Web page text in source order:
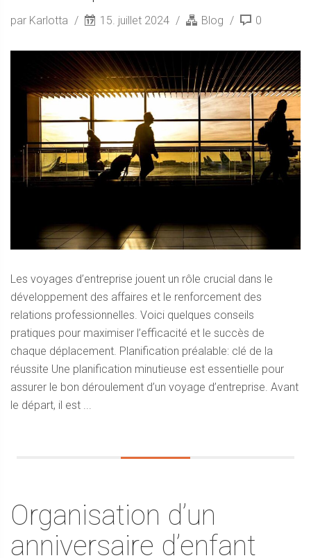
par Karlotta 15. juillet 2024 Blog 0
Les voyages d’entreprise jouent un rôle crucial dans le
développement des affaires et le renforcement des
relations professionnelles. Voici quelques conseils
pratiques pour maximiser l’efficacité et le succès de
chaque déplacement. Planification préalable: clé de la
réussite Une planification minutieuse est essentielle pour
assurer le bon déroulement d’un voyage d’entreprise. Avant
le départ, il est ...
Organisation d’un
anniversaire d’enfant